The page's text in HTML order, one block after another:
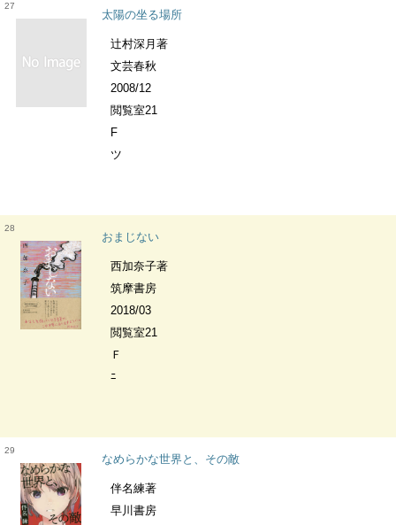
27
太陽の坐る場所
辻村深月著
文芸春秋
2008/12
閲覧室21
F
ツ
28
おまじない
西加奈子著
筑摩書房
2018/03
閲覧室21
Ｆ
ﾆ
29
なめらかな世界と、その敵
伴名練著
早川書房